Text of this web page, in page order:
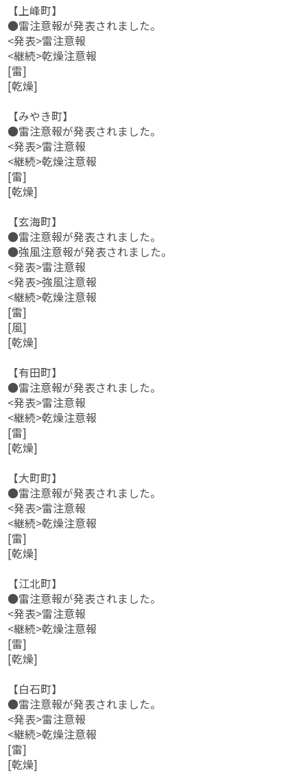
【上峰町】
●雷注意報が発表されました。
<発表>雷注意報
<継続>乾燥注意報
[雷]
[乾燥]
【みやき町】
●雷注意報が発表されました。
<発表>雷注意報
<継続>乾燥注意報
[雷]
[乾燥]
【玄海町】
●雷注意報が発表されました。
●強風注意報が発表されました。
<発表>雷注意報
<発表>強風注意報
<継続>乾燥注意報
[雷]
[風]
[乾燥]
【有田町】
●雷注意報が発表されました。
<発表>雷注意報
<継続>乾燥注意報
[雷]
[乾燥]
【大町町】
●雷注意報が発表されました。
<発表>雷注意報
<継続>乾燥注意報
[雷]
[乾燥]
【江北町】
●雷注意報が発表されました。
<発表>雷注意報
<継続>乾燥注意報
[雷]
[乾燥]
【白石町】
●雷注意報が発表されました。
<発表>雷注意報
<継続>乾燥注意報
[雷]
[乾燥]